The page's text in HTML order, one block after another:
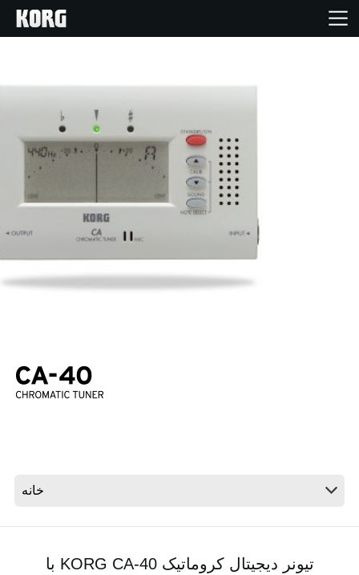
درباره ی KORG
تیونر دیجیتال کروماتیک KORG CA-40 با